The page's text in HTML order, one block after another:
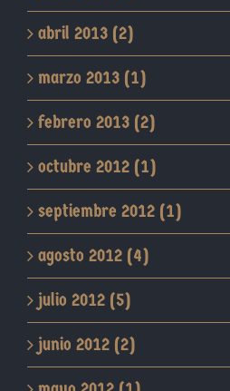
abril 2013 (2)
marzo 2013 (1)
febrero 2013 (2)
octubre 2012 (1)
septiembre 2012 (1)
agosto 2012 (4)
julio 2012 (5)
junio 2012 (2)